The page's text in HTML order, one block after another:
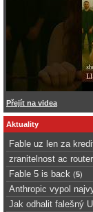
Přejít na videa
Aktuality
Fable uz len za
zranitelnost ac
Fable 5 is back (5)
Anthropic vypol
Jak odhalit falešný